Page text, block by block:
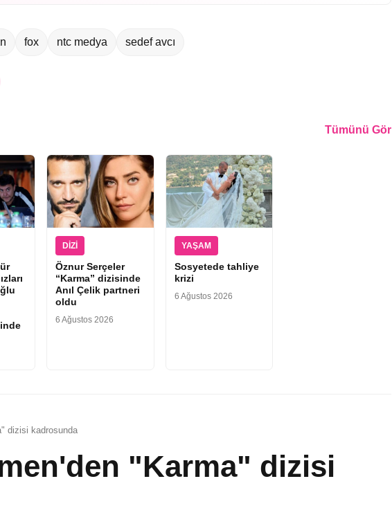
fox ntc medya sedef avcı
Tümünü Gör
DIZI
Öznur Serçeler
“Karma” dizisinde
Anıl Çelik partneri
oldu
6 Ağustos 2026
YAŞAM
Sosyetede tahliye
krizi
6 Ağustos 2026
dizisi kadrosunda
"Karma" dizisi